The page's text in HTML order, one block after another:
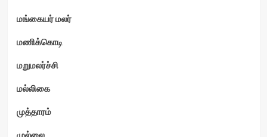
மங்கையர் மலர்
மணிக்கொடி
மறுமலர்ச்சி
மல்லிகை
முத்தாரம்
முல்லை